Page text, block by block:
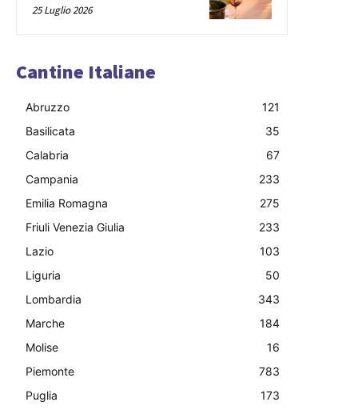
25 Luglio 2026
Cantine Italiane
Abruzzo
121
Basilicata
35
Calabria
67
Campania
233
Emilia Romagna
275
Friuli Venezia Giulia
233
Lazio
103
Liguria
50
Lombardia
343
Marche
184
Molise
16
Piemonte
783
Puglia
173